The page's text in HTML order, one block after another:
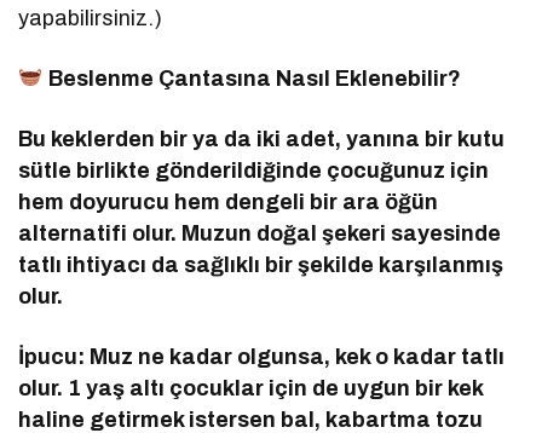
yapabilirsiniz.)
Beslenme Çantasına Nasıl Eklenebilir?
Bu keklerden bir ya da iki adet, yanına bir kutu
sütle birlikte gönderildiğinde çocuğunuz için
hem doyurucu hem dengeli bir ara öğün
alternatifi olur. Muzun doğal şekeri sayesinde
tatlı ihtiyacı da sağlıklı bir şekilde karşılanmış
olur.
İpucu: Muz ne kadar olgunsa, kek o kadar tatlı
olur. 1 yaş altı çocuklar için de uygun bir kek
haline getirmek istersen bal, kabartma tozu